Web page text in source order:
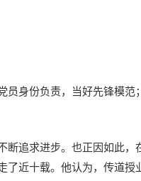
身份负责，当好先锋模范
追求进步。也正因如此，
近十载。他认为，传道授